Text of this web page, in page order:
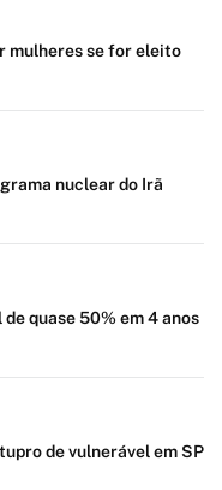
mulheres se for eleito
nuclear do Irã
quase 50% em 4 anos
de vulnerável em SP